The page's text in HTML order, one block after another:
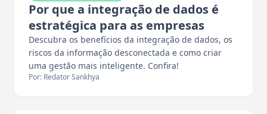
Por que a integração de dados é
estratégica para as empresas
Descubra os benefícios da integração de dados, os
riscos da informação desconectada e como criar
uma gestão mais inteligente. Confira!
Por: Redator Sankhya